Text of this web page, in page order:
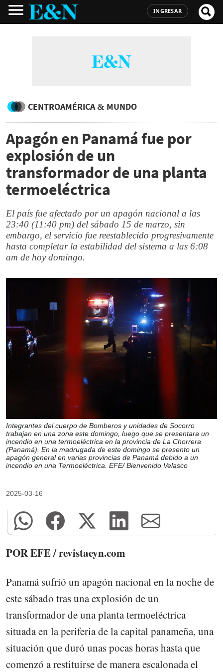
INGRESAR
CENTROAMÉRICA & MUNDO
Apagón en Panamá fue por
explosión de un
transformador de una planta
termoeléctrica
El país fue afectado por un apagón nacional a las
23:40 (11:40 pm) del sábado 15 de marzo, sin
embargo, el servicio fue reestablecido progresivamente
hasta completar la estabilidad del sistema a las 6:08
am de hoy domingo.
Integrantes del cuerpo de Bomberos y unidades de Socorro
trabajan en una zona este domingo, luego que se presentara un
incendio en una termoeléctrica en la provincia de La Chorrera
(Panamá). En la madrugada de este domingo se presento un
apagón general en varias provincias de Panamá debido a un
incendio en una Termoeléctrica. EFE/ Bienvenido Velasco
2025-03-16
POR EFE / revistaeyn.com
Panamá sufrió un apagón nacional en la noche de
este sábado tras una explosión de un
transformador de una planta termoeléctrica
situada en la periferia de la capital panameña, una
situación que duró unas pocas horas hasta que
comenzó a restituirse de manera escalonada el